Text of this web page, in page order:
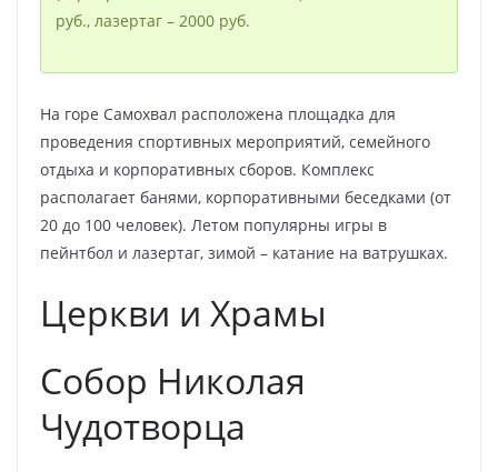
руб., лазертаг – 2000 руб.
На горе Самохвал расположена площадка для
проведения спортивных мероприятий, семейного
отдыха и корпоративных сборов. Комплекс
располагает банями, корпоративными беседками (от
20 до 100 человек). Летом популярны игры в
пейнтбол и лазертаг, зимой – катание на ватрушках.
Церкви и Храмы
Собор Николая
Чудотворца